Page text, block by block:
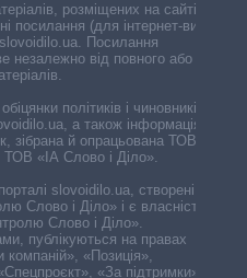
розміщених на сайті,
посилання (для інтернет-видань
Посилання
незалежно від повного або
політиків і чиновників,
а також інформація про
зібрана й опрацьована ТОВ «ІА
ТОВ «ІА Слово і Діло».
slovoidilo.ua, створені ГО
Слово і Діло» і є власністю
Слово і Діло».
публікуються на правах
«Позиція»,
«За підтримки».